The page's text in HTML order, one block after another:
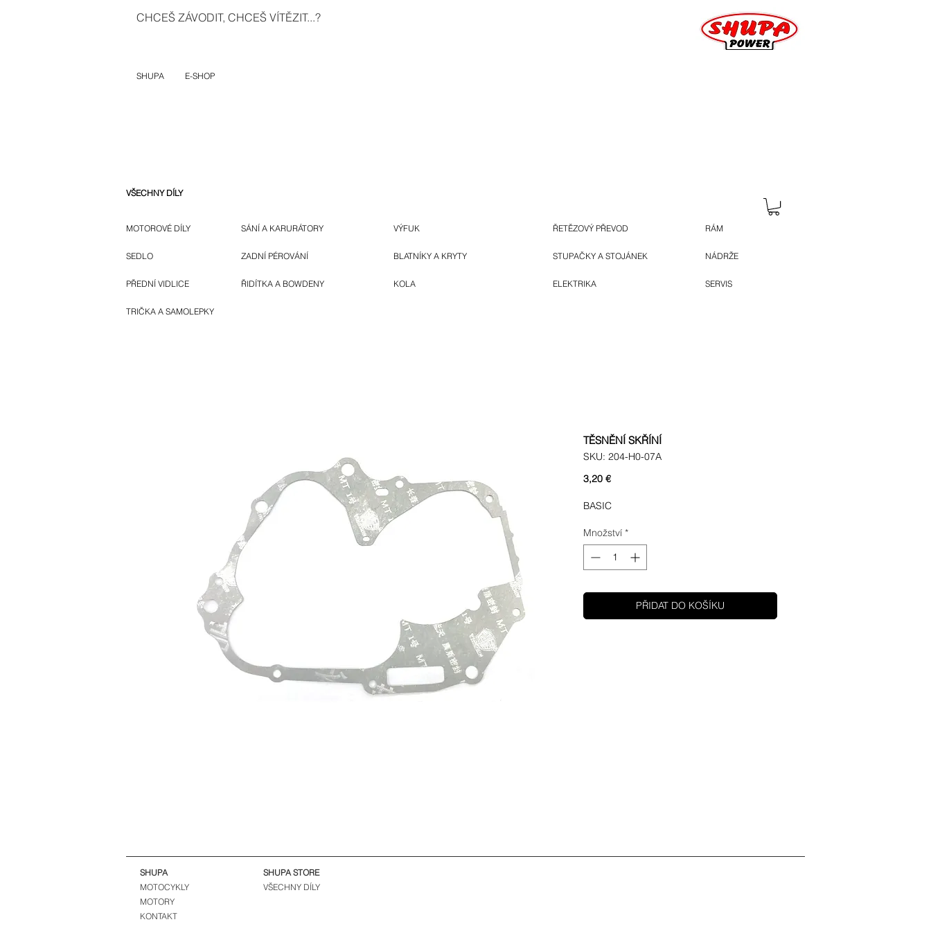
CHCEŠ ZÁVODIT, CHCEŠ VÍTĚZIT...?
SHUPA E-SHOP
VŠECHNY DÍLY
MOTOROVÉ DÍLY
SEDLO
PŘEDNÍ VIDLICE
SÁNÍ A KARURÁTORY
ZADNÍ PÉROVÁNÍ
ŘIDÍTKA A BOWDENY
VÝFUK
BLATNÍKY A KRYTY
KOLA
ŘETĚZOVÝ PŘEVOD
STUPAČKY A STOJÁNEK
ELEKTRIKA
RÁM
NÁDRŽE
SERVIS
TRIČKA A SAMOLEPKY
TĚSNĚNÍ SKŘÍNÍ
SKU: 204-H0-07A
3,20 €Cena
BASIC
Množství *
PŘIDAT DO KOŠÍKU
SHUPA
MOTOCYKLY
MOTORY
KONTAKT
SHUPA STORE
VŠECHNY DÍLY